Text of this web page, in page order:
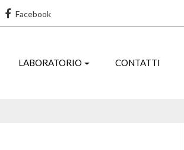
Facebook
LABORATORIO CONTATTI